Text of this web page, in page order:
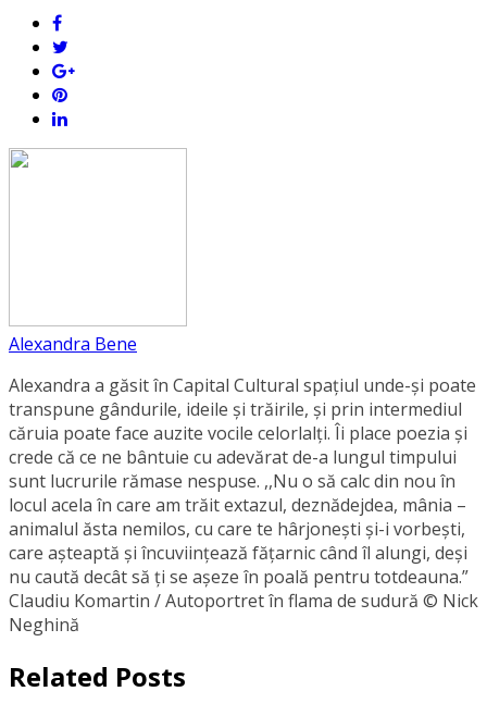
Alexandra Bene
Alexandra a găsit în Capital Cultural spațiul unde-și poate
transpune gândurile, ideile și trăirile, și prin intermediul
căruia poate face auzite vocile celorlalți. Îi place poezia și
crede că ce ne bântuie cu adevărat de-a lungul timpului
sunt lucrurile rămase nespuse. ,,Nu o să calc din nou în
locul acela în care am trăit extazul, deznădejdea, mânia –
animalul ăsta nemilos, cu care te hârjonești și-i vorbești,
care așteaptă și încuviințează fățarnic când îl alungi, deși
nu caută decât să ți se așeze în poală pentru totdeauna.”
Claudiu Komartin / Autoportret în flama de sudură © Nick
Neghină
Related Posts